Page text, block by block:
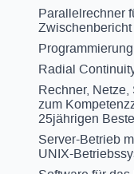
Parallelrechner
Radial
Rechner,
zum
25jährigen
Server-Betrieb
UNIX-